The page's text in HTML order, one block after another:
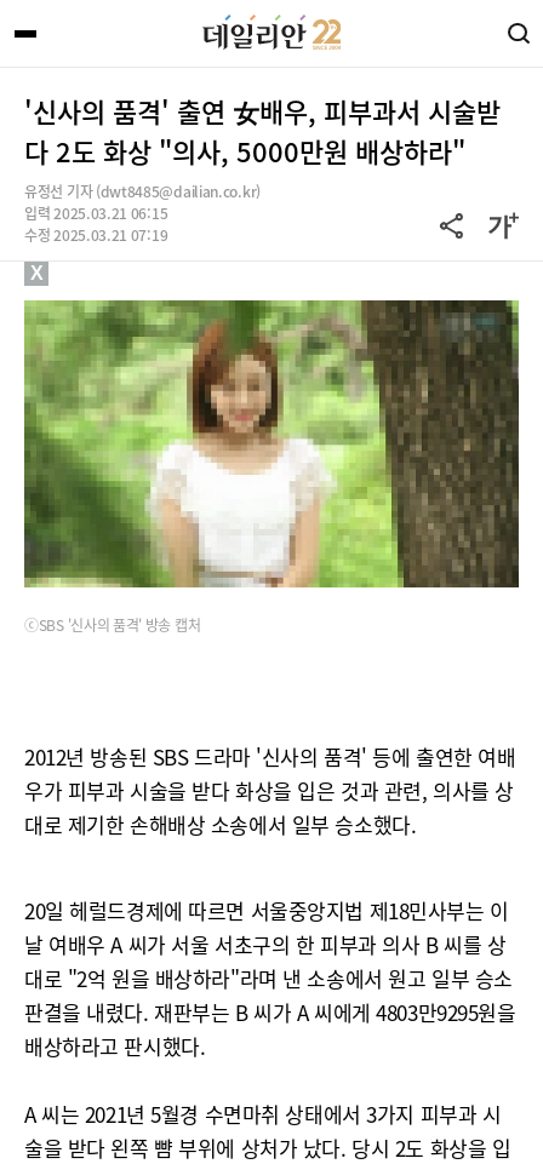
'신사의 품격' 출연 女배우, 피부과서 시술받
다 2도 화상 "의사, 5000만원 배상하라"
유정선 기자 (dwt8485@dailian.co.kr)
입력 2025.03.21 06:15
수정 2025.03.21 07:19
ⓒSBS '신사의 품격' 방송 캡처
2012년 방송된 SBS 드라마 '신사의 품격' 등에 출연한 여배
우가 피부과 시술을 받다 화상을 입은 것과 관련, 의사를 상
대로 제기한 손해배상 소송에서 일부 승소했다.
20일 헤럴드경제에 따르면 서울중앙지법 제18민사부는 이
날 여배우 A 씨가 서울 서초구의 한 피부과 의사 B 씨를 상
대로 "2억 원을 배상하라"라며 낸 소송에서 원고 일부 승소
판결을 내렸다. 재판부는 B 씨가 A 씨에게 4803만9295원을
배상하라고 판시했다.
A 씨는 2021년 5월경 수면마취 상태에서 3가지 피부과 시
술을 받다 왼쪽 뺨 부위에 상처가 났다. 당시 2도 화상을 입
X